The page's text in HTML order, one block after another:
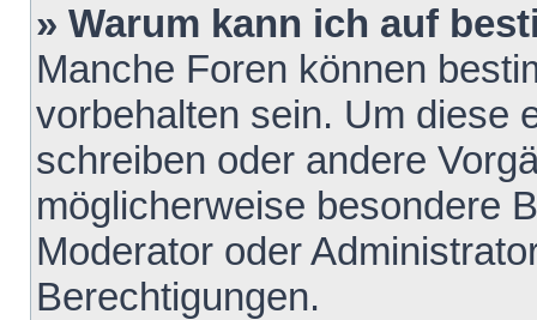
» Warum kann ich auf
Manche Foren können
vorbehalten sein. Um diese
schreiben oder andere
möglicherweise besondere
Moderator oder
Berechtigungen.